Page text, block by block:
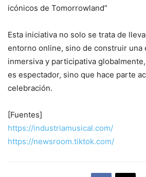
icónicos de Tomorrowland”
Esta iniciativa no solo se trata de
entorno online, sino de construir una
inmersiva y participativa
es espectador, sino que hace parte
celebración.
[Fuentes]
https://industriamusical.com/
https://newsroom.tiktok.com/